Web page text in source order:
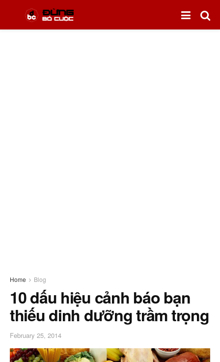
Home Blog
10 dấu hiệu cảnh báo bạn
thiếu dinh dưỡng trầm trọng
February 25, 2014